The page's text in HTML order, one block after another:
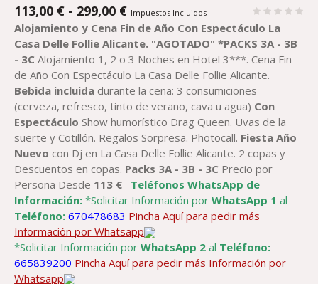
113,00 € - 299,00 €RANGO
DE
PRECIOS:
DESDE
113,00 €
HASTA
299,00 €
Impuestos Incluidos
Alojamiento y Cena Fin de Año Con Espectáculo La
Casa Delle Follie Alicante. "AGOTADO" *PACKS 3A - 3B
- 3C Alojamiento 1, 2 o 3 Noches en Hotel 3***. Cena Fin
de Año Con Espectáculo La Casa Delle Follie Alicante.
Bebida incluida durante la cena: 3 consumiciones
(cerveza, refresco, tinto de verano, cava u agua) Con
Espectáculo Show humorístico Drag Queen. Uvas de la
suerte y Cotillón. Regalos Sorpresa. Photocall. Fiesta Año
Nuevo con Dj en La Casa Delle Follie Alicante. 2 copas y
Descuentos en copas. Packs 3A - 3B - 3C Precio por
Persona Desde 113 €
Teléfonos WhatsApp de
Información: *Solicitar Información porWhatsApp 1 al
Teléfono:670478683 Pincha Aquí para pedir más
Información por Whatsapp
------------------------------
*Solicitar Información porWhatsApp 2 al Teléfono:
665839200 Pincha Aquí para pedir más Información por
Whatsapp
------------------------------ --------------------